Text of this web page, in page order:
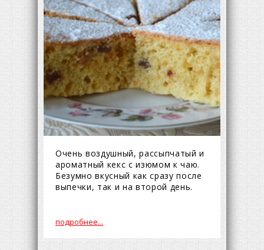
Очень воздушный, рассыпчатый и
ароматный кекс с изюмом к чаю.
Безумно вкусный как сразу после
выпечки, так и на второй день.
подробнее...